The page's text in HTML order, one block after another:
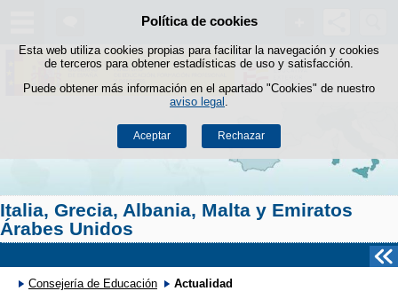
Política de cookies
Esta web utiliza cookies propias para facilitar la navegación y cookies
de terceros para obtener estadísticas de uso y satisfacción.
Puede obtener más información en el apartado "Cookies" de nuestro
aviso legal
Aceptar Rechazar
Saltar al contenido
Italia, Grecia, Albania, Malta y Emiratos
Árabes Unidos
Consejería de Educación Actualidad